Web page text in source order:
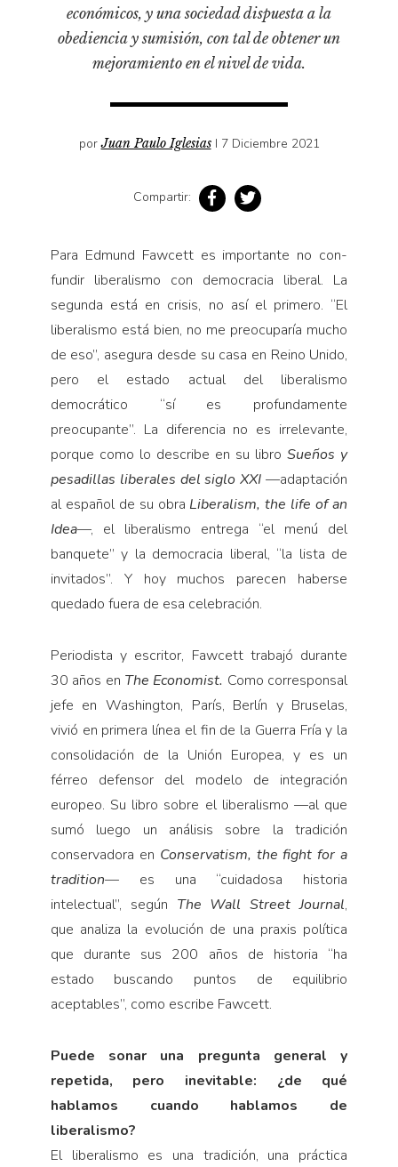
económicos, y una sociedad dispuesta a la
obediencia y sumisión, con tal de obtener un
mejoramiento en el nivel de vida.
porJuan Paulo Iglesias I 7 Diciembre 2021
Compartir:
Para Edmund Fawcett es importante no con­
fundir liberalismo con democracia liberal. La
segunda está en crisis, no así el primero. “El
liberalismo está bien, no me preocuparía mucho
de eso”, asegura desde su casa en Reino Unido,
pero el estado actual del liberalismo
democrático “sí es profundamente
preocupante”. La diferencia no es irrelevante,
porque como lo describe en su libroSueños y
pesadillas liberales del siglo XXI—adaptación
al español de su obra Liberalism, the life of an
Idea—, el liberalismo entrega “el menú del
banquete” y la democracia liberal, “la lista de
invitados”. Y hoy muchos parecen haberse
quedado fuera de esa celebración.
Periodista y escritor, Fawcett trabajó durante
30 años en The Economist. Como corresponsal
jefe en Washington, París, Berlín y Bruselas,
vivió en primera línea el fin de la Guerra Fría y la
consolidación de la Unión Europea, y es un
férreo defensor del modelo de integración
europeo. Su libro sobre el liberalismo —al que
sumó luego un análisis sobre la tradición
conservadora en Conservatism, the fight for a
tradition— es una “cuidadosa historia
intelectual”, según The Wall Street Journal,
que analiza la evolución de una praxis política
que durante sus 200 años de historia “ha
estado buscando puntos de equilibrio
aceptables”, como escribe Fawcett.
Puede sonar una pregunta general y
repetida, pero inevitable: ¿de qué
hablamos cuando hablamos de
liberalismo?
El liberalismo es una tradición, una práctica